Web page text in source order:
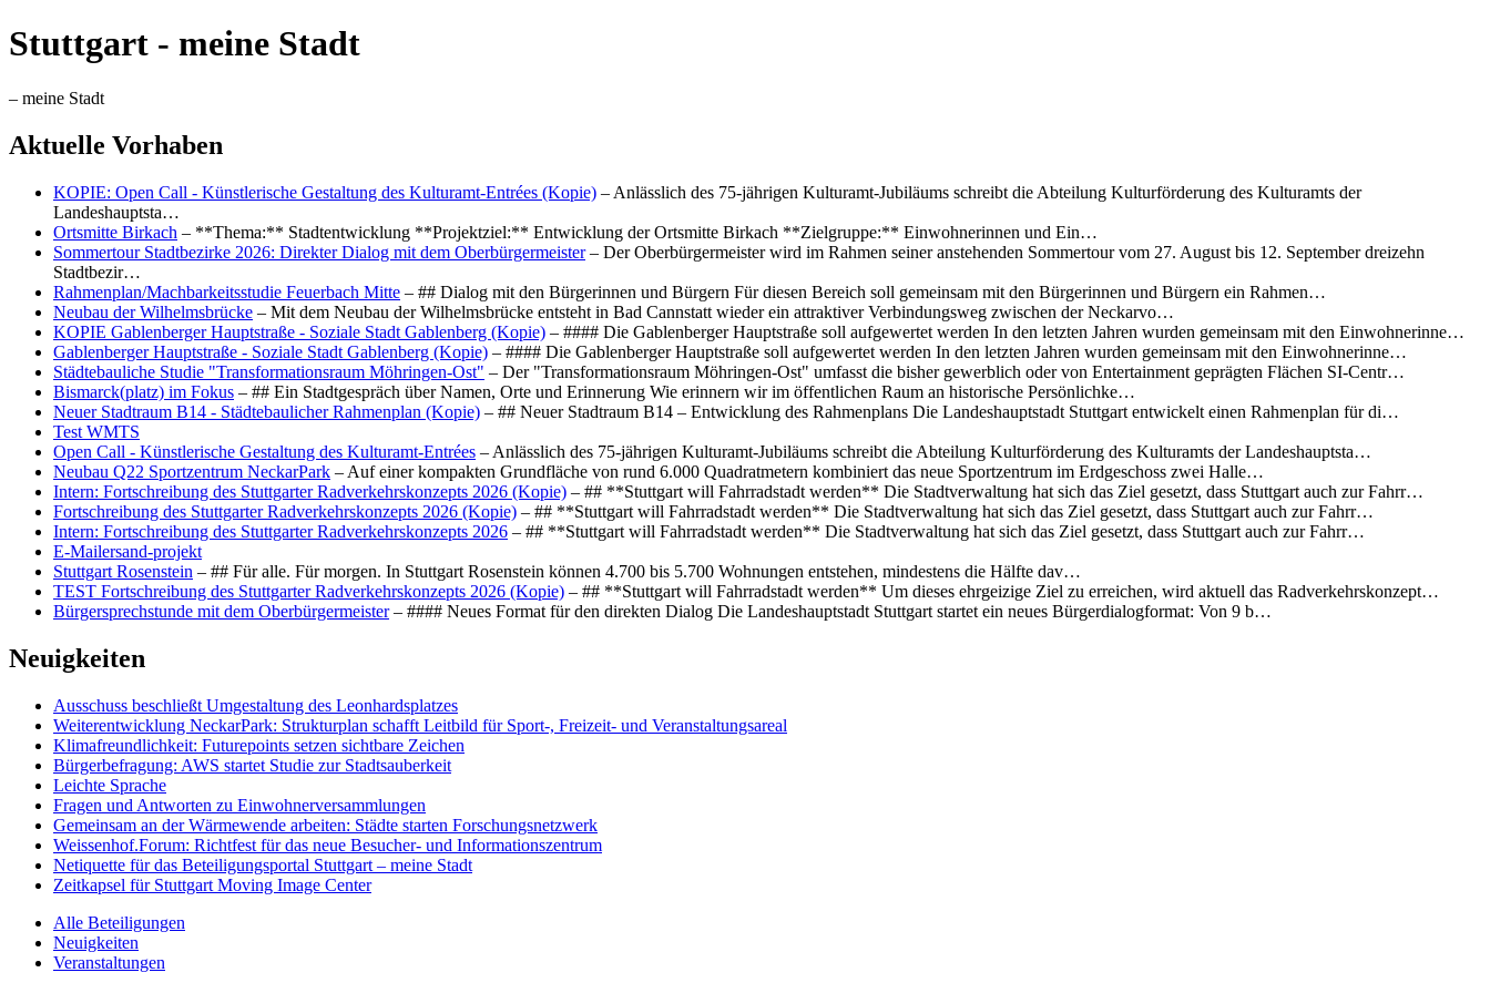
Stuttgart - meine Stadt
– meine Stadt
Aktuelle Vorhaben
KOPIE: Open Call - Künstlerische Gestaltung des Kulturamt-Entrées (Kopie) – Anlässlich des 75-jährigen Kulturamt-Jubiläums schreibt die Abteilung Kulturförderung des Kulturamts der
Landeshauptsta…
Ortsmitte Birkach – **Thema:** Stadtentwicklung **Projektziel:** Entwicklung der Ortsmitte Birkach **Zielgruppe:** Einwohnerinnen und Ein…
Sommertour Stadtbezirke 2026: Direkter Dialog mit dem Oberbürgermeister– Der Oberbürgermeister wird im Rahmen seiner anstehenden Sommertour vom 27. August bis 12. September dreizehn
Stadtbezir…
Rahmenplan/Machbarkeitsstudie Feuerbach Mitte – ## Dialog mit den Bürgerinnen und Bürgern Für diesen Bereich soll gemeinsam mit den Bürgerinnen und Bürgern ein Rahmen…
Neubau der Wilhelmsbrücke – Mit dem Neubau der Wilhelmsbrücke entsteht in Bad Cannstatt wieder ein attraktiver Verbindungsweg zwischen der Neckarvo…
KOPIE Gablenberger Hauptstraße - Soziale Stadt Gablenberg (Kopie) – #### Die Gablenberger Hauptstraße soll aufgewertet werden In den letzten Jahren wurden gemeinsam mit den Einwohnerinne…
Gablenberger Hauptstraße - Soziale Stadt Gablenberg (Kopie) – #### Die Gablenberger Hauptstraße soll aufgewertet werden In den letzten Jahren wurden gemeinsam mit den Einwohnerinne…
Städtebauliche Studie "Transformationsraum Möhringen-Ost" – Der "Transformationsraum Möhringen-Ost" umfasst die bisher gewerblich oder von Entertainment geprägten Flächen SI-Centr…
Bismarck(platz) im Fokus – ## Ein Stadtgespräch über Namen, Orte und Erinnerung Wie erinnern wir im öffentlichen Raum an historische Persönlichke…
Neuer Stadtraum B14 - Städtebaulicher Rahmenplan (Kopie) – ## Neuer Stadtraum B14 – Entwicklung des Rahmenplans Die Landeshauptstadt Stuttgart entwickelt einen Rahmenplan für di…
Test WMTS
Open Call - Künstlerische Gestaltung des Kulturamt-Entrées – Anlässlich des 75-jährigen Kulturamt-Jubiläums schreibt die Abteilung Kulturförderung des Kulturamts der Landeshauptsta…
Neubau Q22 Sportzentrum NeckarPark – Auf einer kompakten Grundfläche von rund 6.000 Quadratmetern kombiniert das neue Sportzentrum im Erdgeschoss zwei Halle…
Intern: Fortschreibung des Stuttgarter Radverkehrskonzepts 2026 (Kopie) – ## **Stuttgart will Fahrradstadt werden** Die Stadtverwaltung hat sich das Ziel gesetzt, dass Stuttgart auch zur Fahrr…
Fortschreibung des Stuttgarter Radverkehrskonzepts 2026 (Kopie) – ## **Stuttgart will Fahrradstadt werden** Die Stadtverwaltung hat sich das Ziel gesetzt, dass Stuttgart auch zur Fahrr…
Intern: Fortschreibung des Stuttgarter Radverkehrskonzepts 2026 – ## **Stuttgart will Fahrradstadt werden** Die Stadtverwaltung hat sich das Ziel gesetzt, dass Stuttgart auch zur Fahrr…
E-Mailersand-projekt
Stuttgart Rosenstein – ## Für alle. Für morgen. In Stuttgart Rosenstein können 4.700 bis 5.700 Wohnungen entstehen, mindestens die Hälfte dav…
TEST Fortschreibung des Stuttgarter Radverkehrskonzepts 2026 (Kopie) – ## **Stuttgart will Fahrradstadt werden** Um dieses ehrgeizige Ziel zu erreichen, wird aktuell das Radverkehrskonzept…
Bürgersprechstunde mit dem Oberbürgermeister– #### Neues Format für den direkten Dialog Die Landeshauptstadt Stuttgart startet ein neues Bürgerdialogformat: Von 9 b…
Neuigkeiten
Ausschuss beschließt Umgestaltung des Leonhards­platzes
Weiterentwicklung NeckarPark: Strukturplan schafft Leitbild für Sport-, Freizeit- und Veranstaltungsareal
Klimafreundlichkeit: Futurepoints setzen sichtbare Zeichen
Bürgerbefragung: AWS startet Studie zur Stadtsauberkeit
Leichte Sprache
Fragen und Antworten zu Einwohnerversammlungen
Gemeinsam an der Wärmewende arbeiten: Städte starten Forschungsnetzwerk
Weissenhof.Forum: Richtfest für das neue Besucher- und Informationszentrum
Netiquette für das Beteiligungsportal Stuttgart – meine Stadt
Zeitkapsel für Stuttgart Moving Image Center
Alle Beteiligungen
Neuigkeiten
Veranstaltungen